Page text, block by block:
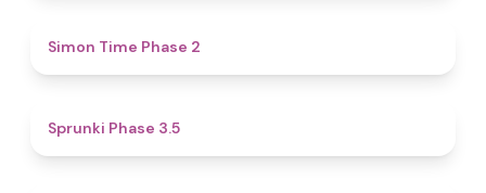
Simon Time Phase 2
Sprunki Phase 3.5